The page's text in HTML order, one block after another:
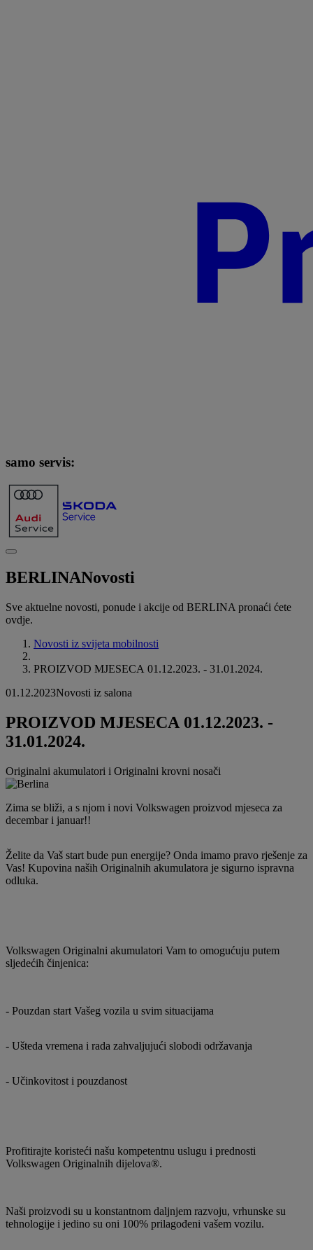
samo servis:
BERLINANovosti
Sve aktuelne novosti, ponude i akcije od BERLINA pronaći ćete
ovdje.
Novosti iz svijeta mobilnosti
PROIZVOD MJESECA 01.12.2023. - 31.01.2024.
01.12.2023Novosti iz salona
PROIZVOD MJESECA 01.12.2023. -
31.01.2024.
Originalni akumulatori i Originalni krovni nosači
Zima se bliži, a s njom i novi Volkswagen proizvod mjeseca za
decembar i januar!!
Želite da Vaš start bude pun energije? Onda imamo pravo rješenje za
Vas! Kupovina naših Originalnih akumulatora je sigurno ispravna
odluka.
Volkswagen Originalni akumulatori Vam to omogućuju putem
sljedećih činjenica:
- Pouzdan start Vašeg vozila u svim situacijama
- Ušteda vremena i rada zahvaljujući slobodi održavanja
- Učinkovitost i pouzdanost
Profitirajte koristeći našu kompetentnu uslugu i prednosti
Volkswagen Originalnih dijelova®.
Naši proizvodi su u konstantnom daljnjem razvoju, vrhunske su
tehnologije i jedino su oni 100% prilagođeni vašem vozilu.